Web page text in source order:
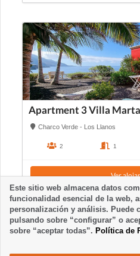
Apartment 3 Villa Marta
Charco Verde - Los Llanos
2 1
Ver
Este sitio web almacena datos
funcionalidad esencial de la web,
personalización y análisis. Puede
pulsando sobre “configurar” o
sobre “aceptar todas”. Política de